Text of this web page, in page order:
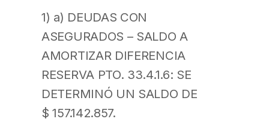
1) a) DEUDAS CON
ASEGURADOS – SALDO A
AMORTIZAR DIFERENCIA
RESERVA PTO. 33.4.1.6: SE
DETERMINÓ UN SALDO DE
$ 157.142.857.